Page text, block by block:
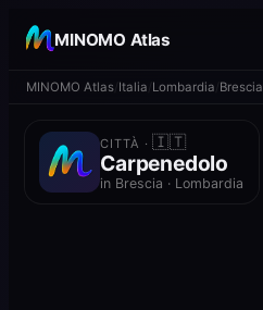
MINOMO Atlas
MINOMO Atlas Italia Lombardia Brescia
CITTÀ ·🇮🇹
Carpenedolo
in Brescia · Lombardia